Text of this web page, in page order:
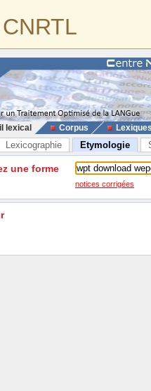
lexical Corpus
Lexicographie Etymologie
une forme
notices corrigées